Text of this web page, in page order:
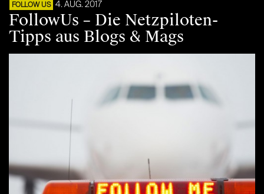
FOLLOW US 4. AUG. 2017
FollowUs – Die Netzpiloten-
Tipps aus Blogs & Mags